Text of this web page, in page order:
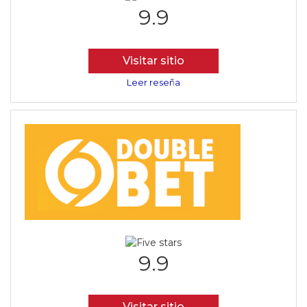
9.9
Visitar sitio
Leer reseña
9.9